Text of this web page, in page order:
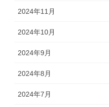
2024年11月
2024年10月
2024年9月
2024年8月
2024年7月